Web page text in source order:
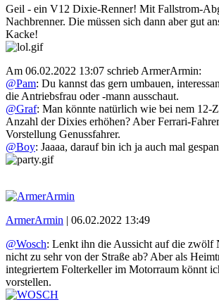
Geil - ein V12 Dixie-Renner! Mit Fallstrom-
Nachbrenner. Die müssen sich dann aber gut
Kacke!
Am 06.02.2022 13:07 schrieb ArmerArmin:
@Pam: Du kannst das gern umbauen,
die Antriebsfrau oder -mann ausschaut.
@Graf: Man könnte natürlich wie bei nem 12-
Anzahl der Dixies erhöhen? Aber Ferrari-
Vorstellung Genussfahrer.
@Boy: Jaaaa, darauf bin ich ja auch mal
ArmerArmin | 06.02.2022 13:49
@Wosch: Lenkt ihn die Aussicht auf die zwölf
nicht zu sehr von der Straße ab? Aber als
integriertem Folterkeller im Motorraum könnt
vorstellen.